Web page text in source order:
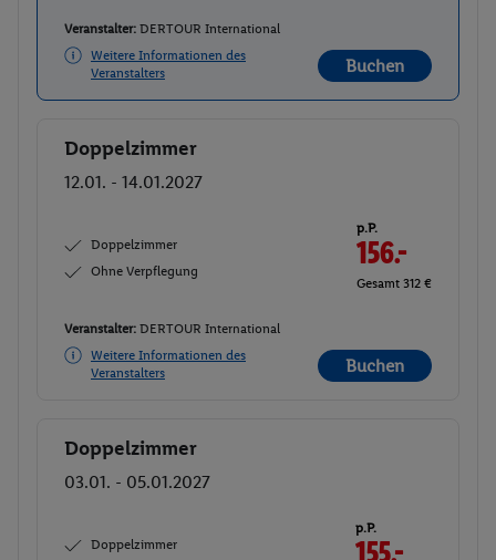
Veranstalter: DERTOUR International
Weitere Informationen des
Veranstalters
Buchen
Buchen
Doppelzimmer
12.01. - 14.01.2027
Doppelzimmer
Ohne Verpflegung
p.P.
156.-
Gesamt 312 €
Veranstalter: DERTOUR International
Weitere Informationen des
Veranstalters
Buchen
Buchen
Doppelzimmer
03.01. - 05.01.2027
Doppelzimmer
p.P.
155.-